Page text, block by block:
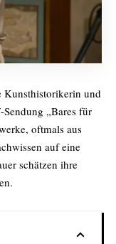
Kunsthistorikerin und
„Bares für
oftmals aus
auf eine
schätzen ihre